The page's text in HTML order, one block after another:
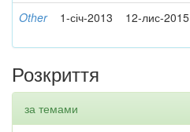
Other 1-січ-2013 12-лис-2015
Розкриття
за темами